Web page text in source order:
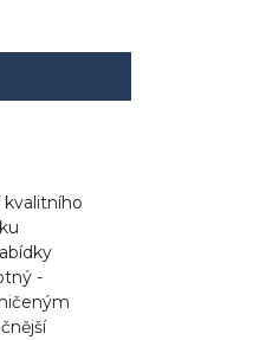
-